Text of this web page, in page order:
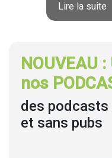
Lire la suite
NOUVEAU
nos
des
et sans pubs